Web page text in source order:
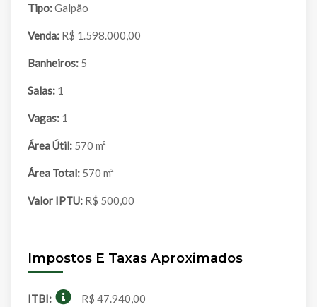
Tipo: Galpão
Venda: R$ 1.598.000,00
Banheiros: 5
Salas: 1
Vagas: 1
Área Útil: 570 m²
Área Total: 570 m²
Valor IPTU: R$ 500,00
Impostos E Taxas Aproximados
ITBI: R$ 47.940,00